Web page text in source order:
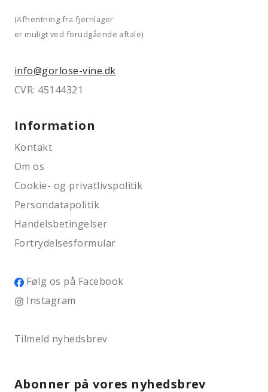
(Afhentning fra fjernlager
er muligt ved forudgående aftale)
info@gorlose-vine.dk
CVR: 45144321
Information
Kontakt
Om os
Cookie- og privatlivspolitik
Persondatapolitik
Handelsbetingelser
Fortrydelsesformular
Følg os på Facebook
Instagram
Tilmeld nyhedsbrev
Abonner på vores nyhedsbrev